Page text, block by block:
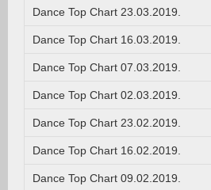
Dance Top Chart 23.03.2019.
Dance Top Chart 16.03.2019.
Dance Top Chart 07.03.2019.
Dance Top Chart 02.03.2019.
Dance Top Chart 23.02.2019.
Dance Top Chart 16.02.2019.
Dance Top Chart 09.02.2019.